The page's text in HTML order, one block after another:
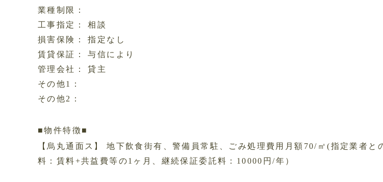
業種制限：
工事指定： 相談
損害保険： 指定なし
賃貸保証： 与信により
管理会社： 貸主
その他1：
その他2：
■物件特徴■
【烏丸通面ス】 地下飲食街有、警備員常駐、ごみ処理費用月額70/㎡(指定業者
料：賃料+共益費等の1ヶ月、継続保証委託料：10000円/年）